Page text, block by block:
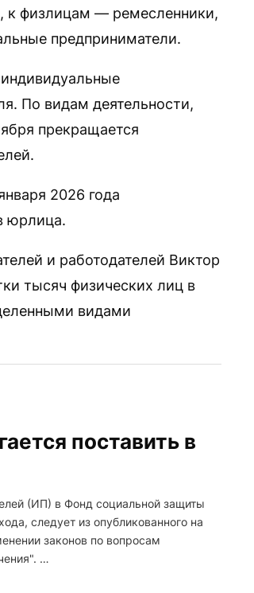
к физлицам — ремесленники,
предприниматели.
По видам деятельности,
прекращается
2026 года
юрлица.
и работодателей Виктор
тысяч физических лиц в
видами
поставить в
(ИП) в Фонд социальной защиты
следует из опубликованного на
законов по вопросам
…